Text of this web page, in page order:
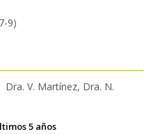
9)
V. Martínez, Dra. N.
5 años